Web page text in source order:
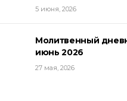
5 июня, 2026
Молитвенный
июнь 2026
27 мая, 2026